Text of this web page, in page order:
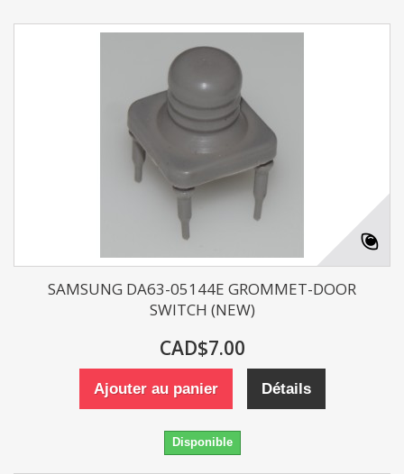
SAMSUNG DA63-05144E GROMMET-DOOR
SWITCH (NEW)
CAD$7.00
Ajouter au panier Détails
Disponible